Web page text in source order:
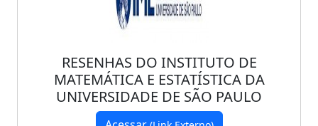
RESENHAS DO INSTITUTO DE
MATEMÁTICA E ESTATÍSTICA DA
UNIVERSIDADE DE SÃO PAULO